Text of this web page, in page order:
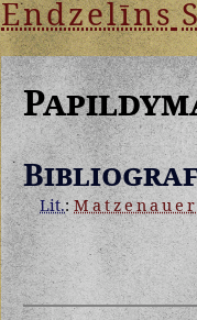
Endzelīns
Lit.:Matzenauer